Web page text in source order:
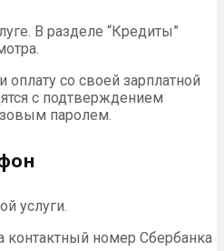
В разделе “Кредиты”
со своей зарплатной
с подтверждением
паролем.
услуги.
номер Сбербанка